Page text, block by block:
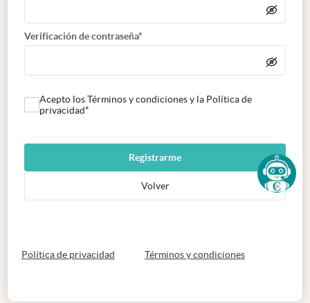
Verificación de contraseña*
Acepto los Términos y condiciones y la Política de
privacidad*
Registrarme
Volver
Política de privacidad abre en nueva pestaña
Términos y condicionesabre en nueva